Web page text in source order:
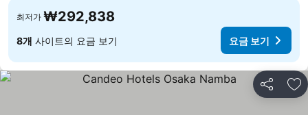
최저가 ₩292,838
8개 사이트의 요금 보기 요금 보기
공유 즐